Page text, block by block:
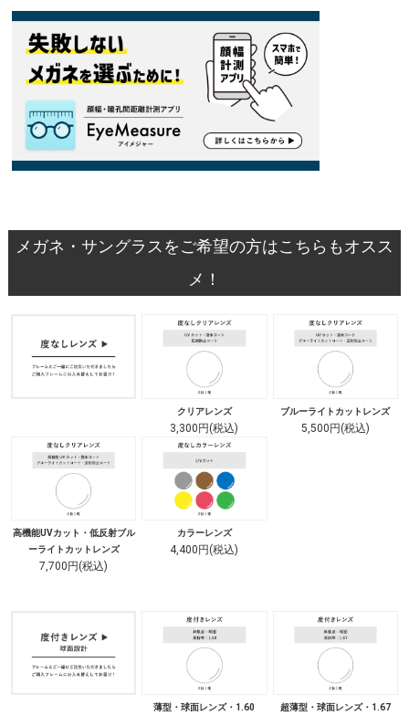
メガネ・サングラスをご希望の方はこちらもオスス
メ！
クリアレンズ
3,300円(税込)
ブルーライトカットレンズ
5,500円(税込)
高機能UVカット・低反射ブル
ーライトカットレンズ
7,700円(税込)
カラーレンズ
4,400円(税込)
薄型・球面レンズ・1.60 超薄型・球面レンズ・1.67